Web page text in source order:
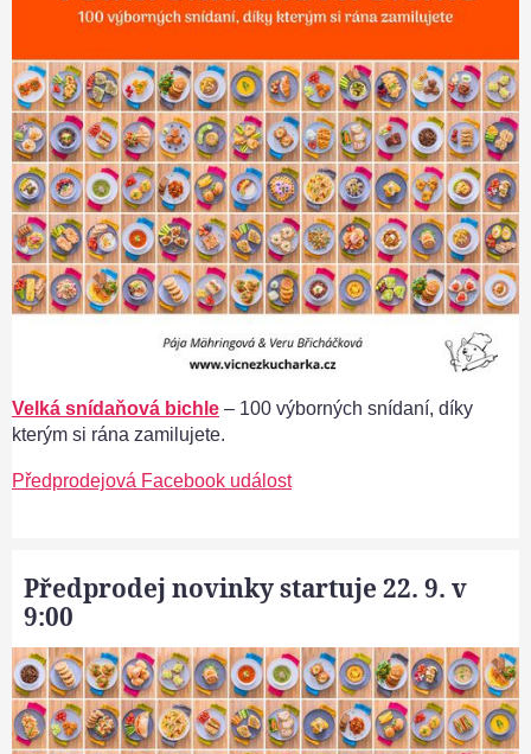
Velká snídaňová bichle – 100 výborných snídaní, díky
kterým si rána zamilujete.
Předprodejová Facebook událost
Předprodej novinky startuje 22. 9. v
9:00